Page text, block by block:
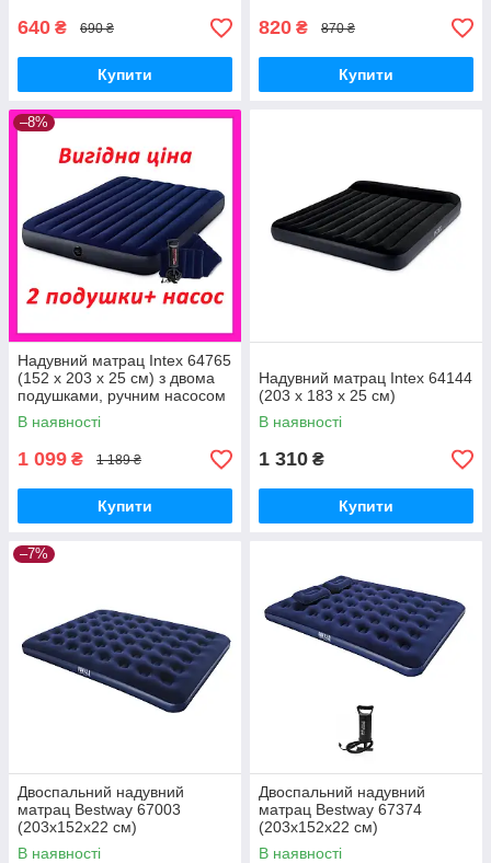
640 ₴ 690 ₴
Купити
820 ₴ 870 ₴
Купити
–8%
Надувний матрац Intex 64765
(152 х 203 х 25 см) з двома
подушками, ручним насосом
В наявності
1 099 ₴ 1 189 ₴
Купити
Надувний матрац Intex 64144
(203 x 183 x 25 см)
В наявності
1 310 ₴
Купити
–7%
Двоспальний надувний
матрац Bestway 67003
(203х152х22 см)
В наявності
Двоспальний надувний
матрац Bestway 67374
(203х152х22 см)
В наявності